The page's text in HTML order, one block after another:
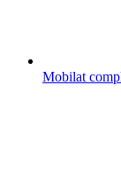
Mobilat